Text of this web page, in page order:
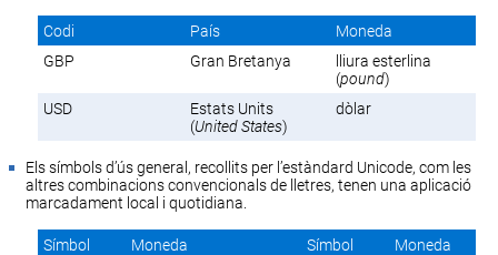
Codi País
Moneda
GBP
Gran Bretanya
lliura esterlina
(pound)
USD
Estats Units
(United States)
dòlar
Els símbols d’ús general, recollits per l’estàndard Unicode, com les
altres combinacions convencionals de lletres, tenen una aplicació
marcadament local i quotidiana.
Símbol Moneda Símbol
Moneda